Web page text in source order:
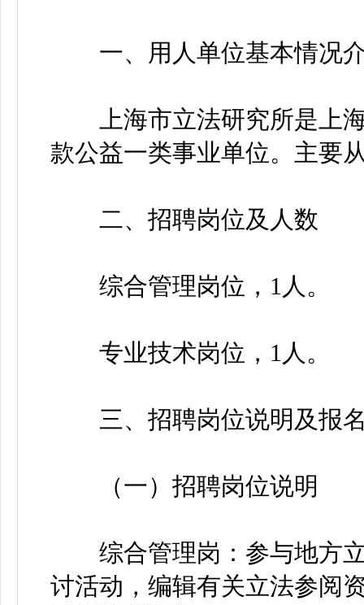
一、用人单位基本情况
上海市立法研究所是上海
款公益一类事业单位。主要
二、招聘岗位及人数
综合管理岗位，1人。
专业技术岗位，1人。
三、招聘岗位说明及报
（一）招聘岗位说明
综合管理岗：参与地方立
讨活动，编辑有关立法参阅